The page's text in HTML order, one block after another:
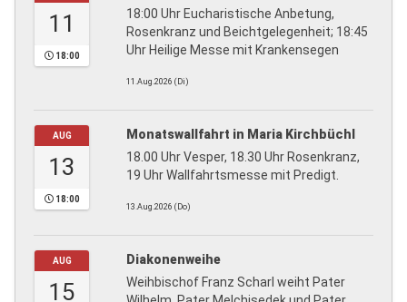
11
18:00
18:00 Uhr Eucharistische Anbetung,
Rosenkranz und Beichtgelegenheit; 18:45
Uhr Heilige Messe mit Krankensegen
11.Aug.2026 (Di)
AUG
13
18:00
Monatswallfahrt in Maria Kirchbüchl
18.00 Uhr Vesper, 18.30 Uhr Rosenkranz,
19 Uhr Wallfahrtsmesse mit Predigt.
13.Aug.2026 (Do)
AUG
15
Diakonenweihe
Weihbischof Franz Scharl weiht Pater